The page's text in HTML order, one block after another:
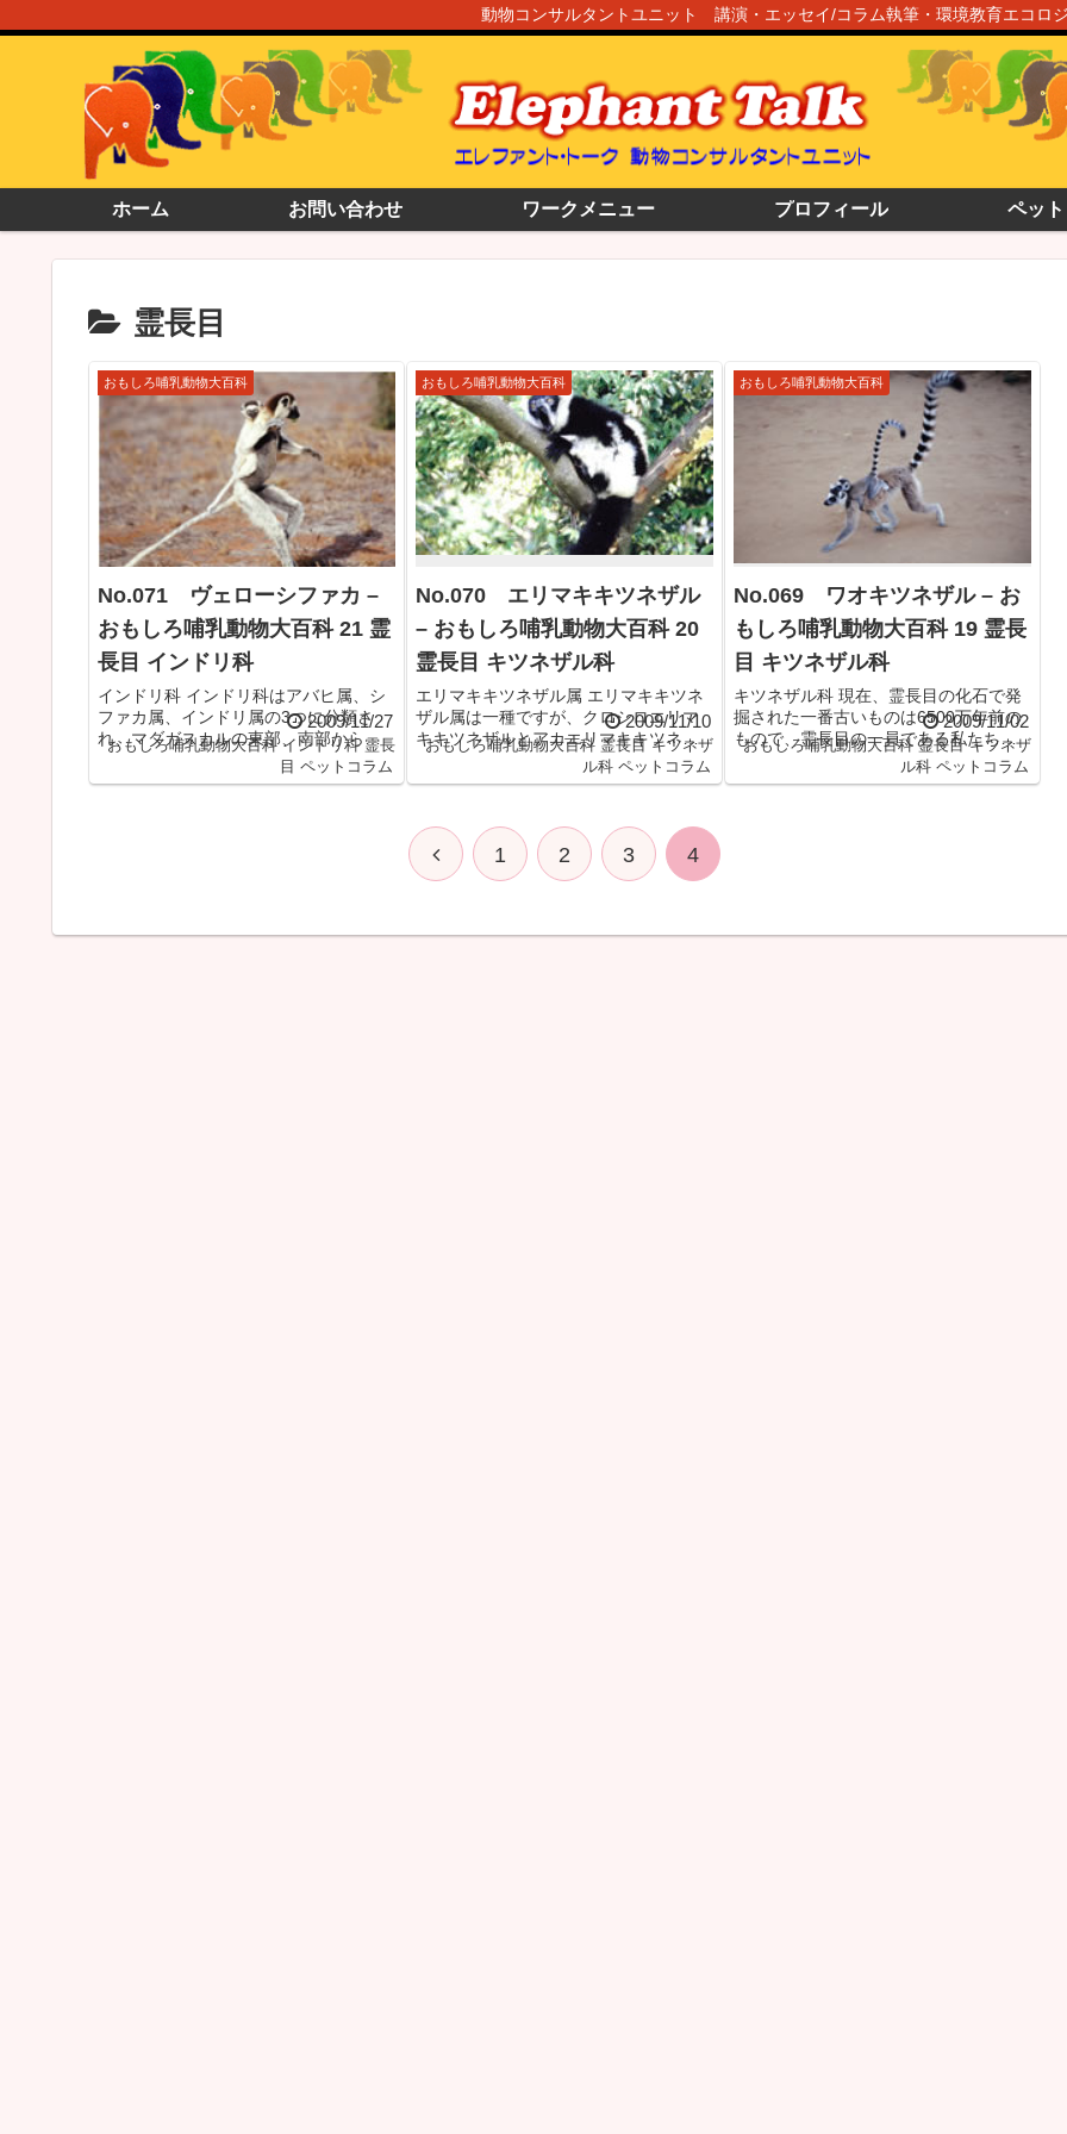
動物コンサルタントユニット 講演・エッセイ/コラム執筆・環境教育エコロ
ホーム お問い合わせ ワークメニュー プロフィール ペッ
霊長目
おもしろ哺乳動物大百科
No.071 ヴェローシファカ –
おもしろ哺乳動物大百科 21 霊
長目 インドリ科
インドリ科 インドリ科はアバヒ属、シ
ファカ属、インドリ属の3つに分類さ
れ、マダガスカルの東部、南部から西
部にかけて生息しています。跳躍力に
優れ木から木へおよそ10mを飛び移る
2009/11/27
おもしろ哺乳動物大百科 インドリ科 霊長
目 ペットコラム
おもしろ哺乳動物大百科
No.070 エリマキキツネザル
– おもしろ哺乳動物大百科 20
霊長目 キツネザル科
エリマキキツネザル属 エリマキキツネ
ザル属は一種ですが、クロシロエリマ
キキツネザルとアカエリマキキツネザ
ルの2亜種に分類されます。いずれもマ
ダガスカル島の東部の熱帯多雨林に生
なります。キツネザルの中では最... ▶
記事を開く
2009/11/10
おもしろ哺乳動物大百科 霊長目 キツネザ
ル科 ペットコラム
おもしろ哺乳動物大百科
No.069 ワオキツネザル – お
もしろ哺乳動物大百科 19 霊長
目 キツネザル科
キツネザル科 現在、霊長目の化石で発
掘された一番古いものは6500万年前の
もので、霊長目の一員である私たちの
祖先は、この頃地球上に現れたことに
なります。現存する霊長目ついて、今
2009/11/02
おもしろ哺乳動物大百科 霊長目 キツネザ
ル科 ペットコラム
1 2 3 4